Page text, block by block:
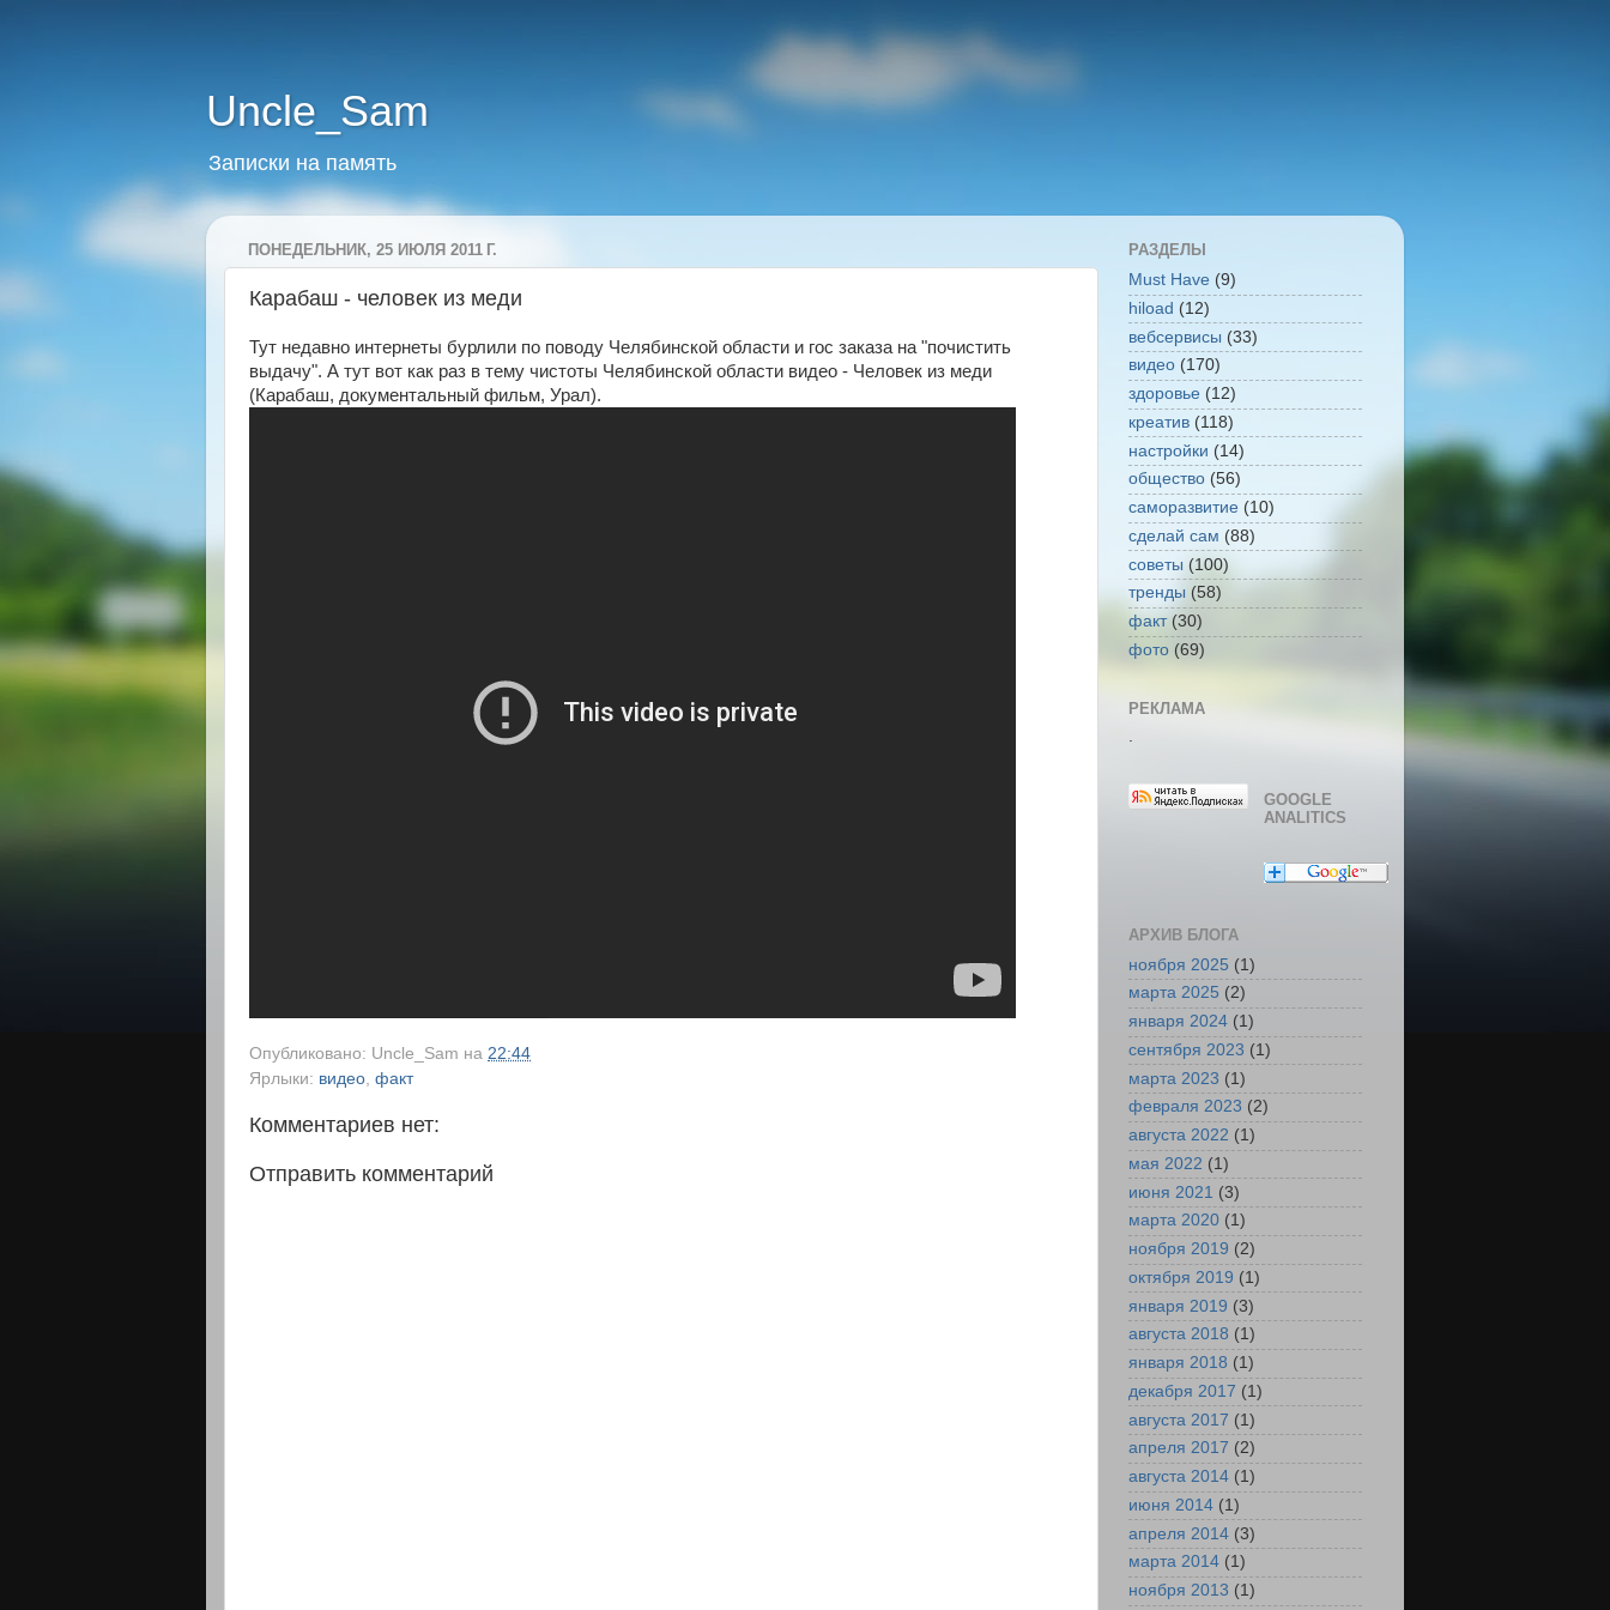
Uncle_Sam
Записки на память
ПОНЕДЕЛЬНИК, 25 ИЮЛЯ 2011 Г.
Карабаш - человек из меди
Тут недавно интернеты бурлили по поводу Челябинской области и гос заказа на "почистить
выдачу". А тут вот как раз в тему чистоты Челябинской области видео - Человек из меди
(Карабаш, документальный фильм, Урал).
Опубликовано: Uncle_Sam на 22:44
Ярлыки: видео факт
Комментариев нет:
Отправить комментарий
РАЗДЕЛЫ
Must Have (9)
hiload (12)
вебсервисы (33)
видео (170)
здоровье (12)
креатив (118)
настройки (14)
общество (56)
саморазвитие (10)
сделай сам (88)
советы (100)
тренды (58)
факт (30)
фото (69)
РЕКЛАМА
GOOGLE
ANALITICS
АРХИВ БЛОГА
ноября 2025 (1)
марта 2025 (2)
января 2024 (1)
сентября 2023 (1)
марта 2023 (1)
февраля 2023 (2)
августа 2022 (1)
мая 2022 (1)
июня 2021 (3)
марта 2020 (1)
ноября 2019 (2)
октября 2019 (1)
января 2019 (3)
августа 2018 (1)
января 2018 (1)
декабря 2017 (1)
августа 2017 (1)
апреля 2017 (2)
августа 2014 (1)
июня 2014 (1)
апреля 2014 (3)
марта 2014 (1)
ноября 2013 (1)